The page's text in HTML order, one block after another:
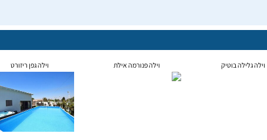
וילה גלילה בוטיק וילה פנורמה אילת וילה גפן ריזורט